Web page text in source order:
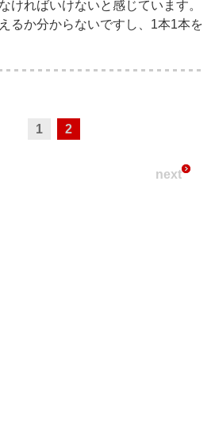
ければいけないと感じています。
るか分からないですし、1本1本を
1 2
next